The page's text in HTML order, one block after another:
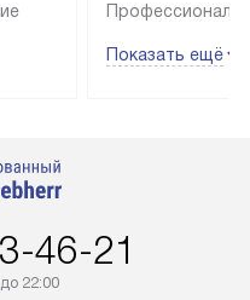
эксплуатации
Показать ещё
46-21
22:00